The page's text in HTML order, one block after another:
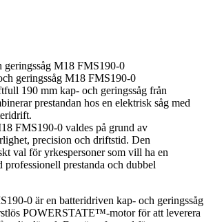
M18 FMS190-0
190 mm kap- och geringssåg från
prestandan hos en elektrisk såg med
FMS190-0 valdes på grund av
precision och driftstid. Den
val för yrkespersoner som vill ha en
professionell prestanda och dubbel
0 är en batteridriven kap- och geringssåg
POWERSTATE™-motor för att leverera